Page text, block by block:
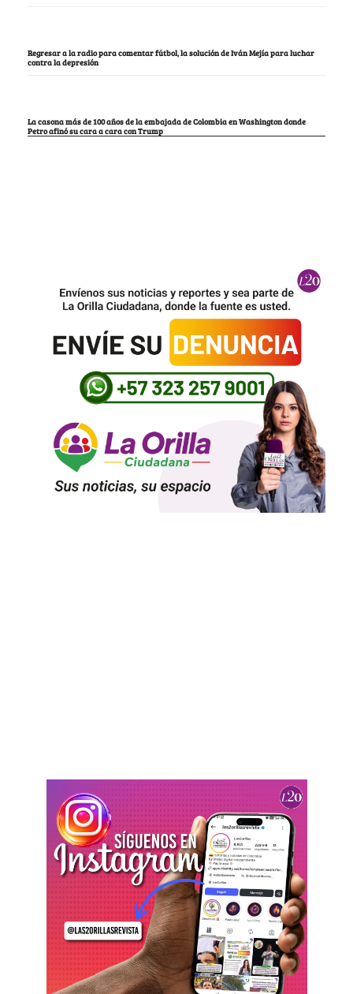
Regresar a la radio para comentar fútbol, la solución de Iván Mejía para luchar
contra la depresión
La casona más de 100 años de la embajada de Colombia en Washington donde
Petro afinó su cara a cara con Trump